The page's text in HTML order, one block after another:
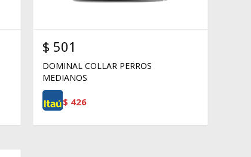
$ 501
DOMINAL COLLAR PERROS
MEDIANOS
$ 426